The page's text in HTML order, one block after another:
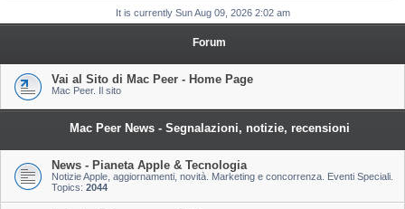
a
It is currently Sun Aug 09, 2026 2:02 am
Forum
Vai al Sito di Mac Peer - Home Page
Mac Peer. Il sito
Mac Peer News - Segnalazioni, notizie, recensioni
News - Pianeta Apple & Tecnologia
Notizie Apple, aggiornamenti, novità. Marketing e concorrenza. Eventi Speciali.
Topics: 2044